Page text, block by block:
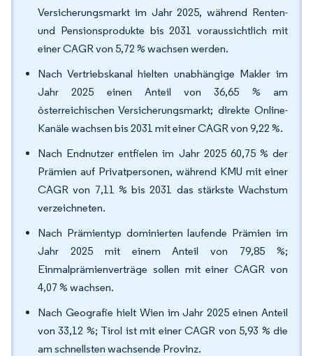
Versicherungsmarkt im Jahr 2025, während Renten-
und Pensionsprodukte bis 2031 voraussichtlich mit
einer CAGR von 5,72 % wachsen werden.
Nach Vertriebskanal hielten unabhängige Makler im
Jahr 2025 einen Anteil von 36,65 % am
österreichischen Versicherungsmarkt; direkte Online-
Kanäle wachsen bis 2031 mit einer CAGR von 9,22 %.
Nach Endnutzer entfielen im Jahr 2025 60,75 % der
Prämien auf Privatpersonen, während KMU mit einer
CAGR von 7,11 % bis 2031 das stärkste Wachstum
verzeichneten.
Nach Prämientyp dominierten laufende Prämien im
Jahr 2025 mit einem Anteil von 79,85 %;
Einmalprämienverträge sollen mit einer CAGR von
4,07 % wachsen.
Nach Geografie hielt Wien im Jahr 2025 einen Anteil
von 33,12 %; Tirol ist mit einer CAGR von 5,93 % die
am schnellsten wachsende Provinz.